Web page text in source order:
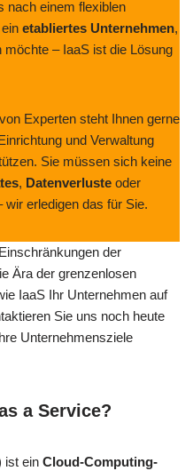
nach einem flexiblen
etabliertes Unternehmen,
– IaaS ist die Lösung
von Experten steht Ihnen gerne
und Verwaltung
Sie müssen sich keine
, Datenverluste oder
wir erledigen das für Sie.
der
Ära der grenzenlosen
IaaS Ihr Unternehmen auf
Sie uns noch heute
Unternehmensziele
a Service?
ist ein Cloud-Computing-